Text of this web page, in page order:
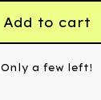
Add to cart
Only a few left!